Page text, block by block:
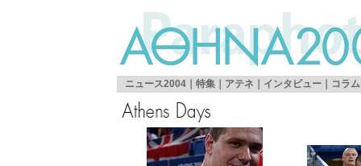
ニュース2004｜特集｜アテネ｜ インタビュー｜ コラム